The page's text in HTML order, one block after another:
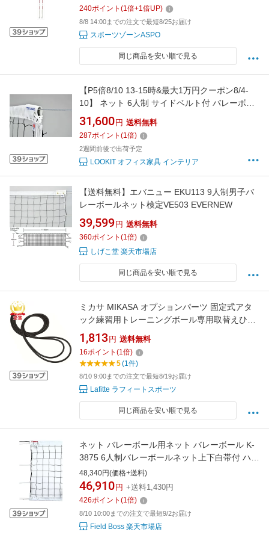
240ポイント (1倍+1倍UP)
8/8 14:00までの注文で最短8/25お届け
スポーツゾーンASPO
同じ商品を安い順で見る
【P5倍8/10 13-15時&最大1万円クーポン8/4-
10】 ネット 6人制 サイドベルト付 バレーボー
ルネット バレーボール用品 スポーツ用品 ソフ
トバレー 運動 部活 練習 練習用品 屋内 体育館
運動場 コート設備 B4088
31,600 円 送料無料
287ポイント (1倍)
2週間前後で出荷予定
LOOKIT オフィス家具 インテリア
【送料無料】エバニュー EKU113 9人制男子バ
レーボールネット検定VE503 EVERNEW
39,599 円 送料無料
360ポイント (1倍)
しげこ堂 楽天市場店
同じ商品を安い順で見る
ミカサ MIKASA オプションパーツ 固定式アタ
ック練習用トレーニングボール専用取替えひも
バレー アクセサリー ATHIMO
1,813 円 送料無料
16ポイント (1倍)
5(1件)
8/10 9:00までの注文で最短8/19お届け
Lafitte ラフィートスポーツ
同じ商品を安い順で見る
ネット バレーボール用ネット バレーボール K-
3875 6人制バレーボールネット上下白帯付 ハイ
クラス 【KNY】【36CE】
48,340円(価格+送料)
46,910 円 +送料1,430円
426ポイント (1倍)
8/10 10:00までの注文で最短9/2お届け
Field Boss 楽天市場店